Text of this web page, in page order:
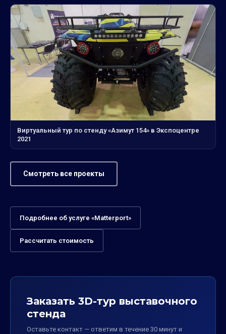
Виртуальный тур по стенду «Азимут 154» в Экспоцентре
2021
Смотреть все проекты
Подробнее об услуге «Matterport»
Рассчитать стоимость
Заказать 3D-тур выставочного
стенда
Оставьте контакт — ответим в течение 30 минут и